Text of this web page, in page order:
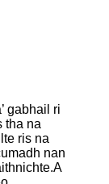
gabhail ri
tha na
ris na
nan